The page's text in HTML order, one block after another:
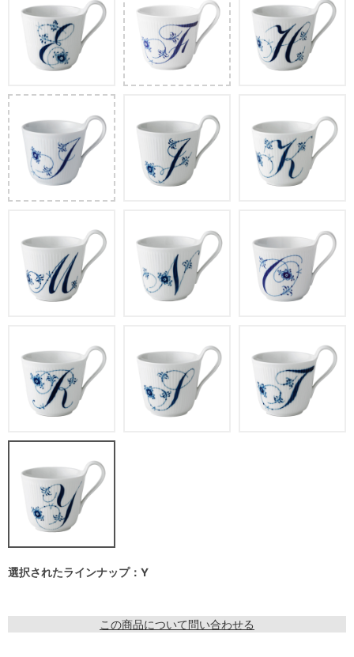
選択されたラインナップ：Y
この商品について問い合わせる